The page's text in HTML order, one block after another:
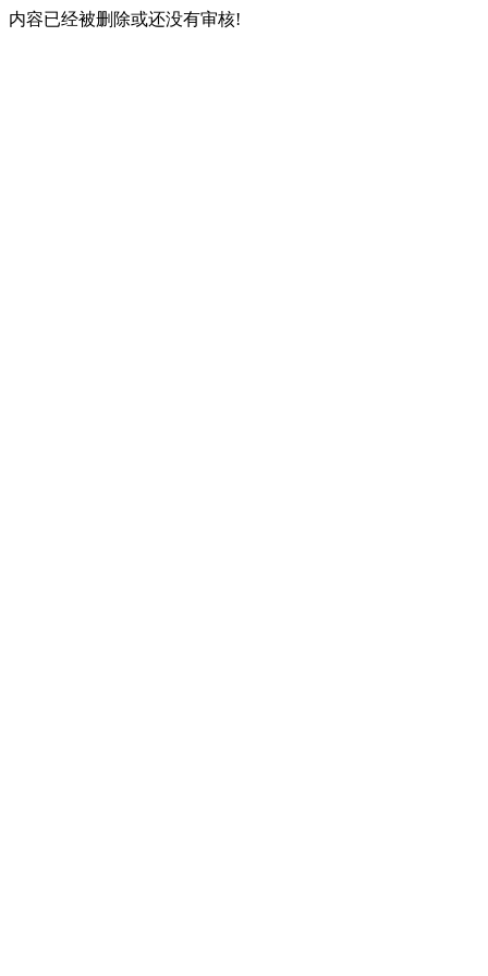
内容已经被删除或还没有审核!